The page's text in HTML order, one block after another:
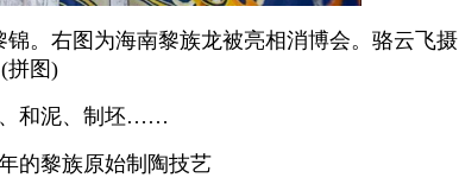
。右图为海南黎族龙被亮相消博会。骆云飞摄
(拼图)
和泥、制坯……
的黎族原始制陶技艺